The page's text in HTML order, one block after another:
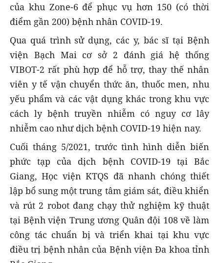
của khu Zone-6 để phục vụ hơn 150 (có thời
điểm gần 200) bệnh nhân COVID-19.
Qua quá trình sử dụng, các y, bác sĩ tại Bệnh
viện Bạch Mai cơ sở 2 đánh giá hệ thống
VIBOT-2 rất phù hợp để hỗ trợ, thay thế nhân
viên y tế vận chuyển thức ăn, thuốc men, nhu
yếu phẩm và các vật dụng khác trong khu vực
cách ly bệnh truyền nhiễm có nguy cơ lây
nhiễm cao như dịch bệnh COVID-19 hiện nay.
Cuối tháng 5/2021, trước tình hình diễn biến
phức tạp của dịch bệnh COVID-19 tại Bắc
Giang, Học viện KTQS đã nhanh chóng thiết
lập bổ sung một trung tâm giám sát, điều khiển
và rút 2 robot đang chạy thử nghiệm kỹ thuật
tại Bệnh viện Trung ương Quân đội 108 về làm
công tác chuẩn bị và triển khai tại khu vực
điều trị bệnh nhân của Bệnh viện Đa khoa tỉnh